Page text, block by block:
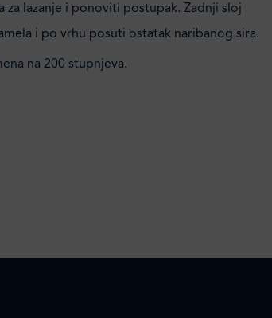
za lazanje i ponoviti postupak. Zadnji sloj
i po vrhu posuti ostatak naribanog sira.
na 200 stupnjeva.